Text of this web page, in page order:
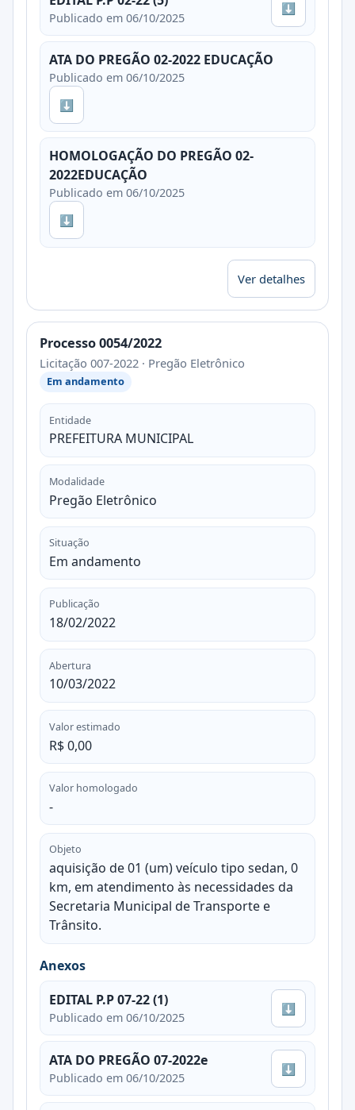
Publicado em 06/10/2025
⬇
ATA DO PREGÃO 02-2022 EDUCAÇÃO
Publicado em 06/10/2025
⬇
HOMOLOGAÇÃO DO PREGÃO 02-
2022EDUCAÇÃO
Publicado em 06/10/2025
⬇
Ver detalhes
Processo 0054/2022
Licitação 007-2022 · Pregão Eletrônico
Em andamento
Entidade
PREFEITURA MUNICIPAL
Modalidade
Pregão Eletrônico
Situação
Em andamento
Publicação
18/02/2022
Abertura
10/03/2022
Valor estimado
R$ 0,00
Valor homologado
-
Objeto
aquisição de 01 (um) veículo tipo sedan, 0
km, em atendimento às necessidades da
Secretaria Municipal de Transporte e
Trânsito.
Anexos
EDITAL P.P 07-22 (1)
Publicado em 06/10/2025
⬇
ATA DO PREGÃO 07-2022e
Publicado em 06/10/2025
⬇